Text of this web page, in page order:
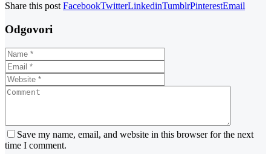
Share this post FacebookTwitterLinkedinTumblrPinterestEmail
Odgovori
Save my name, email, and website in this browser for the next
time I comment.